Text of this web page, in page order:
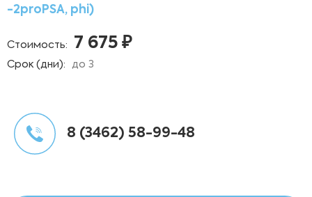
-2proPSA, phi)
Стоимость: 7 675 ₽
Срок (дни): до 3
8 (3462) 58-99-48